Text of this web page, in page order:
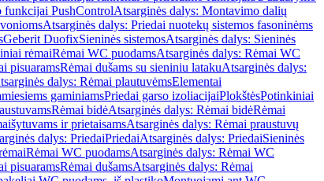
PushControlAtsarginės dalys: Montavimo dalių
Atsarginės dalys: Priedai nuotekų sistemos fasoninėms
Geberit DuofixSieninės sistemosAtsarginės dalys: Sieninės
rėmaiRėmai WC puodamsAtsarginės dalys: Rėmai WC
pisuaramsRėmai dušams su sieniniu latakuAtsarginės dalys:
dalys: Rėmai plautuvėmsElementai
gaminiamsPriedai garso izoliacijaiPlokštėsPotinkiniai
Rėmai bidėAtsarginės dalys: Rėmai bidėRėmai
ir prietaisamsAtsarginės dalys: Rėmai praustuvų
dalys: PriedaiPriedaiAtsarginės dalys: PriedaiSieninės
Rėmai WC puodamsAtsarginės dalys: Rėmai WC
pisuaramsRėmai dušamsAtsarginės dalys: Rėmai